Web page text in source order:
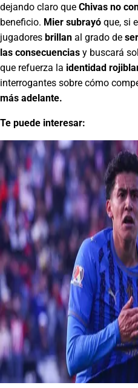
dejando claro que Chivas no
beneficio. Mier subrayó que, si
jugadores brillan al grado de
las consecuencias y buscará
que refuerza la identidad
interrogantes sobre cómo
más adelante.
Te puede interesar: